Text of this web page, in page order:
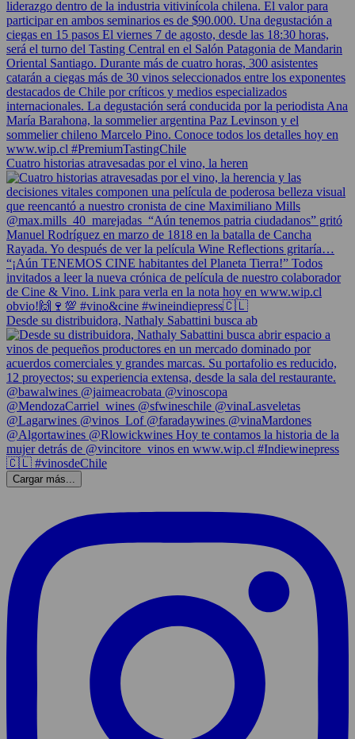
Cuatro historias atravesadas por el vino, la heren
Desde su distribuidora, Nathaly Sabattini busca ab
Cargar más...